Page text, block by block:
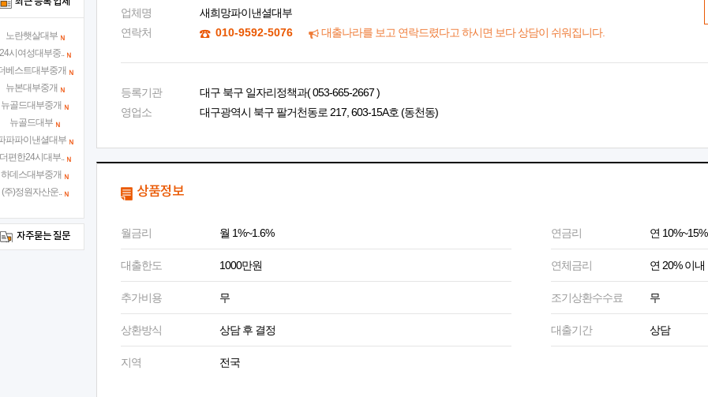
업체명
새희망파이낸셜대부
연락처
010-9592-5076 대출나라를 보고 연락드렸다고 하시면 보다 상담이 쉬워집니다.
등록기관
대구 북구 일자리정책과( 053-665-2667 )
영업소
대구광역시 북구 팔거천동로 217, 603-15A호 (동천동)
상품정보
월금리 월 1%~1.6% 연금리 연 10%~15%
대출한도 1000만원 연체금리 연 20% 이내
추가비용 무 조기상환수수료 무
상환방식 상담 후 결정 대출기간 상담
지역 전국
노란햇살대부
시여성대부중..
베스트대부중개
뉴본대부중개
뉴골드대부중개
뉴골드대부
파파이낸셜대부
편한24시대부..
하데스대부중개
(주)정원자산운..
자주묻는 질문